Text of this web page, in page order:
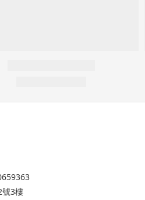
號3樓